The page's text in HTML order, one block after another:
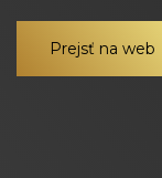
Prejsť na web